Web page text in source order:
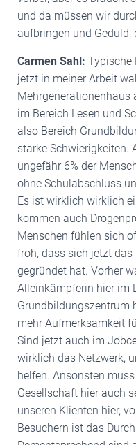
und da müssen wir
aufbringen und
Carmen Sahl: Typische
jetzt in meiner Arbeit
Mehrgenerationenhaus
im Bereich Lesen und
also Bereich
starke Schwierigkeiten.
ungefähr 6% der
ohne Schulabschluss
Es ist wirklich wirklich
kommen auch
Menschen fühlen sich
froh, dass sich jetzt
gegründet hat. Vorher
Alleinkämpferin hier im
Grundbildungszentrum
mehr Aufmerksamkeit
Sind jetzt auch im
wirklich das Netzwerk,
helfen. Ansonsten
Gesellschaft hier auch
unseren Klienten hier,
Besuchern ist das